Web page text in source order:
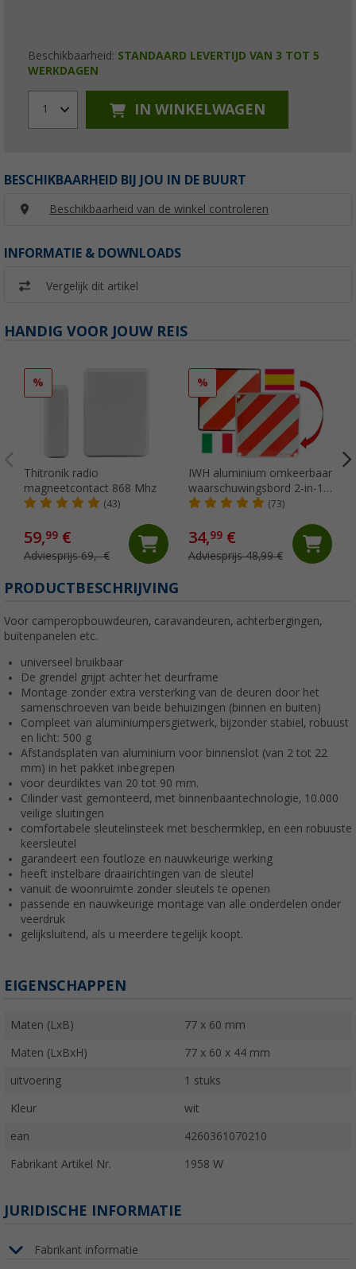
Beschikbaarheid: STANDAARD LEVERTIJD VAN 3 TOT 5
WERKDAGEN
1 IN WINKELWAGEN
BESCHIKBAARHEID BIJ JOU IN DE BUURT
Beschikbaarheid van de winkel controleren
INFORMATIE & DOWNLOADS
Vergelijk dit artikel
HANDIG VOOR JOUW REIS
%
Thitronik radio
magneetcontact 868 Mhz
(43)
59,99 €
Adviesprijs 69,- €
%
IWH aluminium omkeerbaar
waarschuwingsbord 2-in-1
Italië / Spanje 50 x 50 cm
(73)
34,99€
Adviesprijs 48,99 €
PRODUCTBESCHRIJVING
Voor camperopbouwdeuren, caravandeuren, achterbergingen,
buitenpanelen etc.
universeel bruikbaar
De grendel grijpt achter het deurframe
Montage zonder extra versterking van de deuren door het
samenschroeven van beide behuizingen (binnen en buiten)
Compleet van aluminiumpersgietwerk, bijzonder stabiel, robuust
en licht: 500 g
Afstandsplaten van aluminium voor binnenslot (van 2 tot 22
mm) in het pakket inbegrepen
voor deurdiktes van 20 tot 90 mm.
Cilinder vast gemonteerd, met binnenbaantechnologie, 10.000
veilige sluitingen
comfortabele sleutelinsteek met beschermklep, en een robuuste
keersleutel
garandeert een foutloze en nauwkeurige werking
heeft instelbare draairichtingen van de sleutel
vanuit de woonruimte zonder sleutels te openen
passende en nauwkeurige montage van alle onderdelen onder
veerdruk
gelijksluitend, als u meerdere tegelijk koopt.
EIGENSCHAPPEN
Maten (LxB) 77 x 60 mm
Maten (LxBxH) 77 x 60 x 44 mm
uitvoering 1 stuks
Kleur wit
ean 4260361070210
Fabrikant Artikel Nr. 1958 W
JURIDISCHE INFORMATIE
Fabrikant informatie